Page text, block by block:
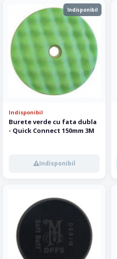
Indisponibil
Indisponibil
Burete verde cu fata dubla
- Quick Connect 150mm 3M
Indisponibil